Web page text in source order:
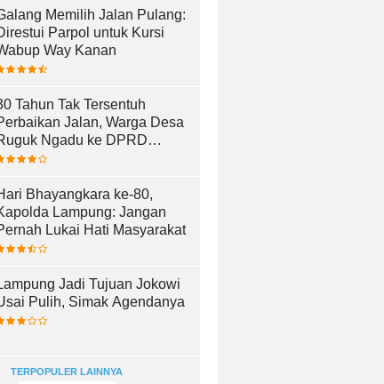
Memilih Jalan Pulang:
Parpol untuk Kursi
Way Kanan
Tahun Tak Tersentuh
Jalan, Warga Desa
Ngadu ke DPRD
Selatan
Bhayangkara ke-80,
Lampung: Jangan
Lukai Hati Masyarakat
Jadi Tujuan Jokowi
Pulih, Simak Agendanya
TERPOPULER LAINNYA